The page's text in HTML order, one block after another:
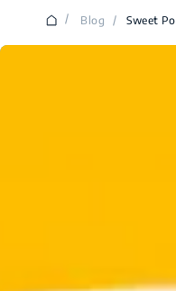
/ Blog / Sweet